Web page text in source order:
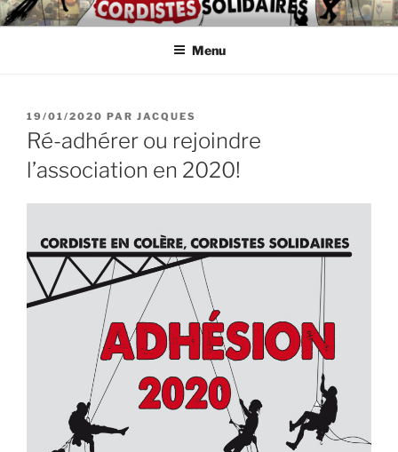
Aller
au
ASSOCIATION
D'AUTODÉFENSE DE
Intérimaires, embauché(e)s, indépendant(e)s : lutte, entraide,
Menu
PUBLIÉ
LE
19/01/2020 PAR JACQUES
Ré-adhérer ou rejoindre
l’association en 2020!